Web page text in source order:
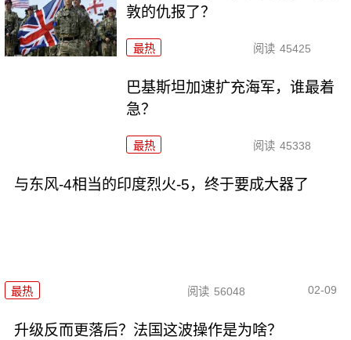
敦的仇报了？
最热 阅读 45425
巴基斯坦加速扩充海军，谁最着
急？
最热 阅读 45338
与东风-4相当的印度烈火-5，终于要成大器了
最热 阅读 56048 02-09
升级反而更落后？法国这波操作是为啥？